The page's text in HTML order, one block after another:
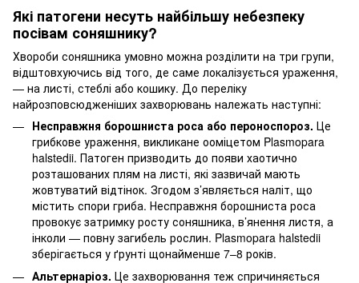
Які патогени несуть найбільшу небезпеку
посівам соняшнику?
Хвороби соняшника умовно можна розділити на три групи,
відштовхуючись від того, де саме локалізується ураження,
— на листі, стеблі або кошику. До переліку
найрозповсюдженіших захворювань належать наступні:
Несправжня борошниста роса або пероноспороз. Це
грибкове ураження, викликане ооміцетом Plasmopara
halstedii. Патоген призводить до появи хаотично
розташованих плям на листі, які зазвичай мають
жовтуватий відтінок. Згодом з’являється наліт, що
містить спори гриба. Несправжня борошниста роса
провокує затримку росту соняшника, в’янення листя, а
інколи — повну загибель рослин. Plasmopara halstedii
зберігається у ґрунті щонайменше 7–8 років.
Альтернаріоз. Це захворювання теж спричиняється